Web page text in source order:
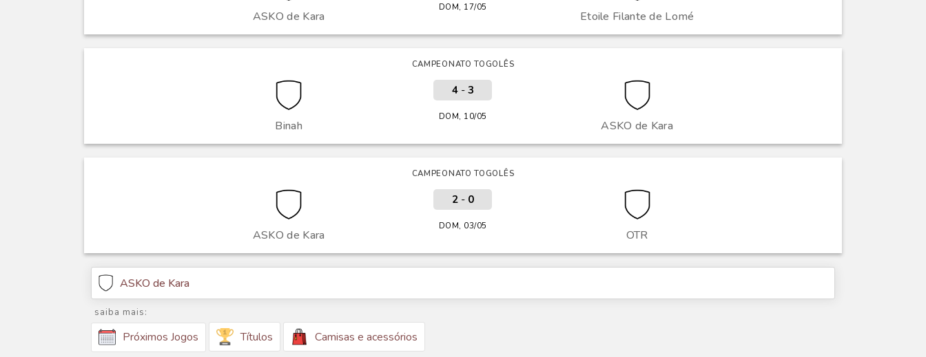
ASKO de Kara Etoile Filante de Lomé
DOM, 17/05
CAMPEONATO TOGOLÊS
Binah ASKO de Kara
4- 3
DOM, 10/05
CAMPEONATO TOGOLÊS
ASKO de Kara OTR
2- 0
DOM, 03/05
ASKO de Kara
saiba mais:
Próximos Jogos Títulos Camisas e acessórios